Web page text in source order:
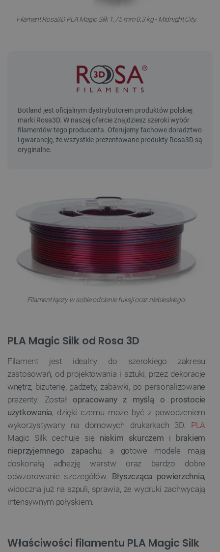
Filament Rosa3D PLA Magic Silk 1,75 mm 0,3 kg - Midnight City.
Filament łączy w sobie odcienie fuksji oraz niebieskiego.
PLA Magic Silk od Rosa 3D
Filament jest idealny do szerokiego zakresu
zastosowań, od projektowania i sztuki, przez dekoracje
wnętrz, biżuterię, gadżety, zabawki, po personalizowane
prezenty. Został opracowany z myślą o prostocie
użytkowania, dzięki czemu może być z powodzeniem
wykorzystywany na domowych drukarkach 3D. PLA
Magic Silk cechuje się niskim skurczem i
brakiem
nieprzyjemnego zapachu, a gotowe modele mają
doskonałą adhezję warstw oraz bardzo dobre
odwzorowanie szczegółów. Błyszcząca powierzchnia,
widoczna już na szpuli, sprawia, że wydruki zachwycają
intensywnym połyskiem.
Właściwości filamentu PLA Magic Silk